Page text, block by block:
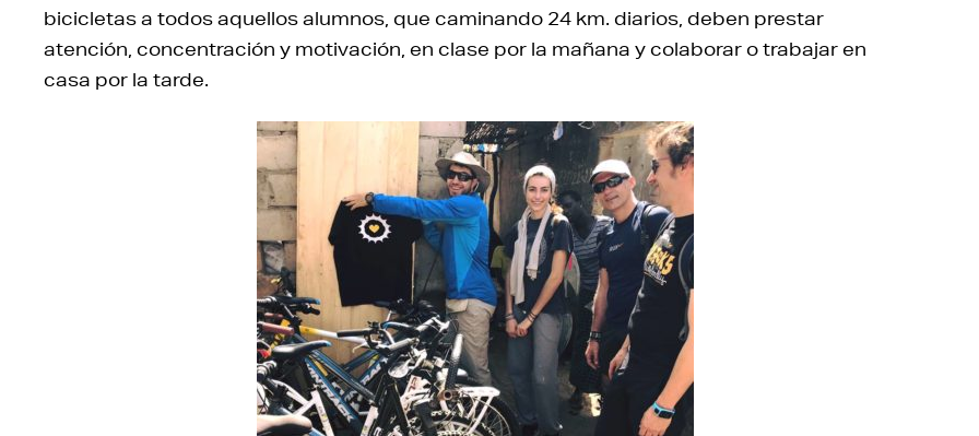
bicicletas a todos aquellos alumnos, que caminando 24 km. diarios, deben prestar
atención, concentración y motivación, en clase por la mañana y colaborar o trabajar en
casa por la tarde.